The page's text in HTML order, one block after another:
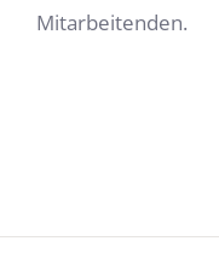
Mitarbeitenden.